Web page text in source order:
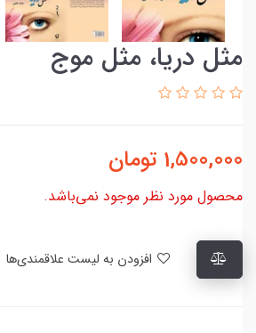
مثل دریا، مثل موج
1,500,000 تومان
محصول مورد نظر موجود نمی‌باشد.